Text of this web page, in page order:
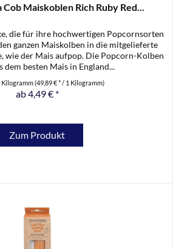
Maiskoblen Rich Ruby Red...
die für ihre hochwertigen Popcornsorten
ganzen Maiskolben in die mitgelieferte
wie der Mais aufpop. Die Popcorn-Kolben
dem besten Mais in England...
Kilogramm(49,89 € * / 1 Kilogramm)
ab 4,49 € *
Zum Produkt